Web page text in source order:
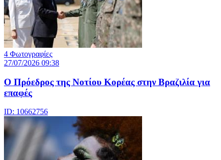
4 Φωτογραφίες
27/07/2026 09:38
Ο Πρόεδρος της Νοτίου Κορέας στην Βραζιλία για
επαφές
ID: 10662756